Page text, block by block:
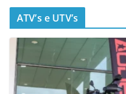
ATV’s e UTV’s